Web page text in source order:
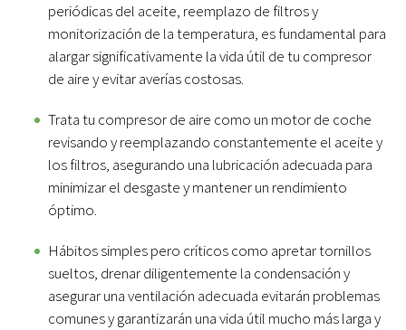
periódicas del aceite, reemplazo de filtros y
monitorización de la temperatura, es fundamental para
alargar significativamente la vida útil de tu compresor
de aire y evitar averías costosas.
Trata tu compresor de aire como un motor de coche
revisando y reemplazando constantemente el aceite y
los filtros, asegurando una lubricación adecuada para
minimizar el desgaste y mantener un rendimiento
óptimo.
Hábitos simples pero críticos como apretar tornillos
sueltos, drenar diligentemente la condensación y
asegurar una ventilación adecuada evitarán problemas
comunes y garantizarán una vida útil mucho más larga y